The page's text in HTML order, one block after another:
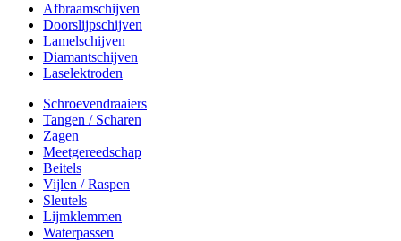
Afbraamschijven
Doorslijpschijven
Lamelschijven
Diamantschijven
Laselektroden
Schroevendraaiers
Tangen / Scharen
Zagen
Meetgereedschap
Beitels
Vijlen / Raspen
Sleutels
Lijmklemmen
Waterpassen